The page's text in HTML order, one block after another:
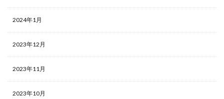
2024年1月
2023年12月
2023年11月
2023年10月